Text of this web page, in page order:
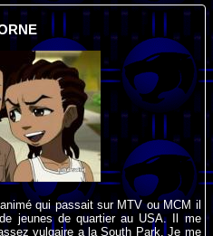
qui passait sur MTV ou MCM il
jeunes de quartier au USA. Il me
vulgaire a la South Park. Je me